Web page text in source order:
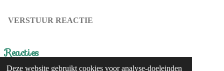
Deze website gebruikt cookies voor analyse-doeleinden
VERSTUUR REACTIE
Reacties